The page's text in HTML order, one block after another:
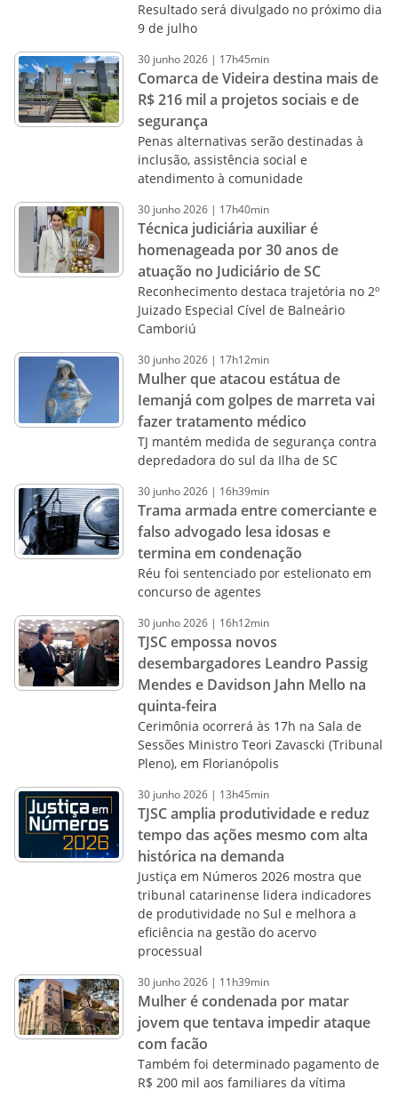
Resultado será divulgado no próximo dia
9 de julho
30 junho2026 | 17h45min
Comarca de Videira destina mais de
R$ 216 mil a projetos sociais e de
segurança
Penas alternativas serão destinadas à
inclusão, assistência social e
atendimento à comunidade
30 junho2026 | 17h40min
Técnica judiciária auxiliar é
homenageada por 30 anos de
atuação no Judiciário de SC
Reconhecimento destaca trajetória no 2º
Juizado Especial Cível de Balneário
Camboriú
30 junho2026 | 17h12min
Mulher que atacou estátua de
Iemanjá com golpes de marreta vai
fazer tratamento médico
TJ mantém medida de segurança contra
depredadora do sul da Ilha de SC
30 junho2026 | 16h39min
Trama armada entre comerciante e
falso advogado lesa idosas e
termina em condenação
Réu foi sentenciado por estelionato em
concurso de agentes
30 junho2026 | 16h12min
TJSC empossa novos
desembargadores Leandro Passig
Mendes e Davidson Jahn Mello na
quinta-feira
Cerimônia ocorrerá às 17h na Sala de
Sessões Ministro Teori Zavascki (Tribunal
Pleno), em Florianópolis
30 junho2026 | 13h45min
TJSC amplia produtividade e reduz
tempo das ações mesmo com alta
histórica na demanda
Justiça em Números 2026 mostra que
tribunal catarinense lidera indicadores
de produtividade no Sul e melhora a
eficiência na gestão do acervo
processual
30 junho2026 | 11h39min
Mulher é condenada por matar
jovem que tentava impedir ataque
com facão
Também foi determinado pagamento de
R$ 200 mil aos familiares da vítima